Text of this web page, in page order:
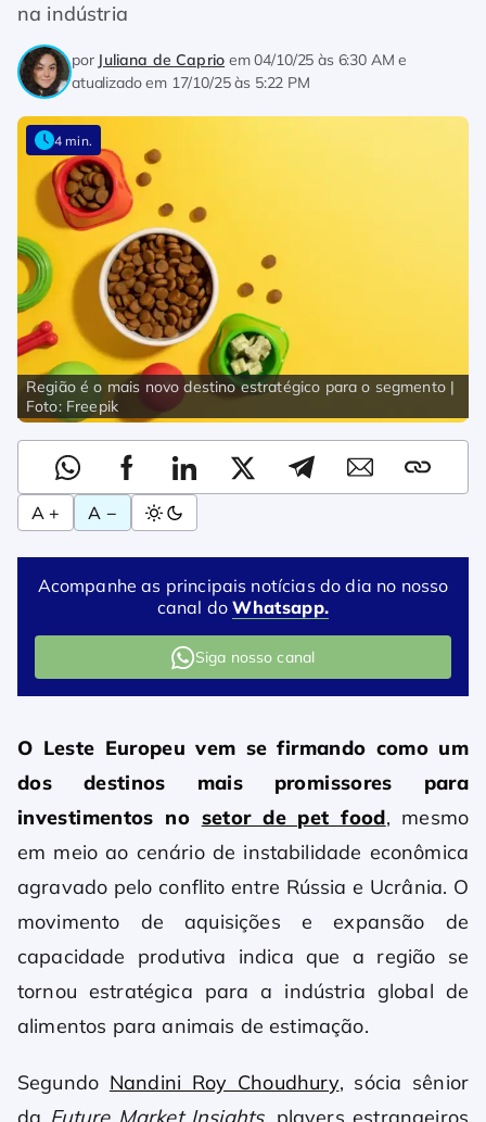
na indústria
por Juliana de Caprio em04/10/25 às 6:30 AM e
atualizado em 17/10/25 às 5:22 PM
Região é o mais novo destino estratégico para o segmento |
Foto: Freepik
4 min.
A + A −
Acompanhe as principais notícias do dia no nosso
canal doWhatsapp.
Siga nosso canal
O Leste Europeu vem se firmando como um
dos destinos mais promissores para
investimentos no setor de pet food, mesmo
em meio ao cenário de instabilidade econômica
agravado pelo conflito entre Rússia e Ucrânia. O
movimento de aquisições e expansão de
capacidade produtiva indica que a região se
tornou estratégica para a indústria global de
alimentos para animais de estimação.
Segundo Nandini Roy Choudhury, sócia sênior